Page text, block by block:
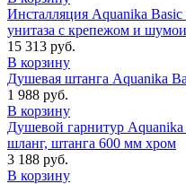
Инсталляция Aquanika
унитаза с крепежом и
15 313 руб.
В корзину
Душевая штанга Aquanika
1 988 руб.
В корзину
Душевой гарнитур
шланг, штанга 600 мм хром
3 188 руб.
В корзину